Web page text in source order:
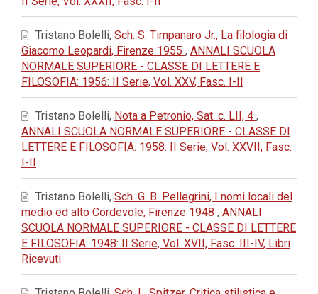
Tristano Bolelli, Sch. S. Timpanaro Jr., La filologia di
Giacomo Leopardi, Firenze 1955 , ANNALI SCUOLA
NORMALE SUPERIORE - CLASSE DI LETTERE E
FILOSOFIA: 1956: II Serie, Vol. XXV, Fasc. I-II
Tristano Bolelli, Nota a Petronio, Sat. c. LII, 4 ,
ANNALI SCUOLA NORMALE SUPERIORE - CLASSE DI
LETTERE E FILOSOFIA: 1958: II Serie, Vol. XXVII, Fasc.
I-II
Tristano Bolelli, Sch. G. B. Pellegrini, I nomi locali del
medio ed alto Cordevole, Firenze 1948 , ANNALI
SCUOLA NORMALE SUPERIORE - CLASSE DI LETTERE
E FILOSOFIA: 1948: II Serie, Vol. XVII, Fasc. III-IV, Libri
Ricevuti